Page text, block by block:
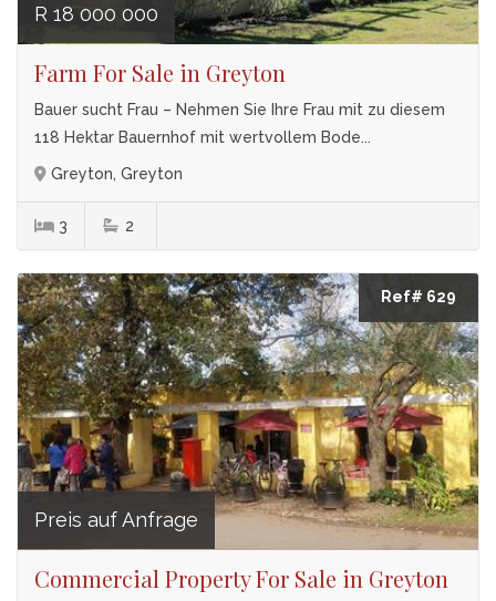
R 18 000 000
Farm For Sale in Greyton
Bauer sucht Frau – Nehmen Sie Ihre Frau mit zu diesem
118 Hektar Bauernhof mit wertvollem Bode...
Greyton, Greyton
3 2
Ref# 629
Preis auf Anfrage
Commercial Property For Sale in Greyton